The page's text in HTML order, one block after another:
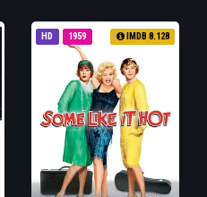
HD 1959 IMDB 8.128